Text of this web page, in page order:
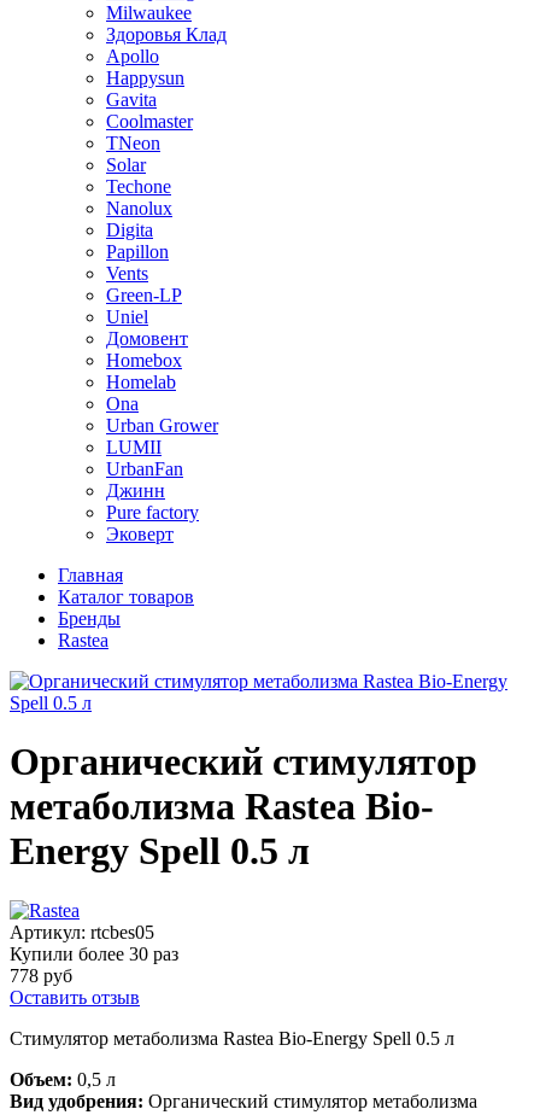
Milwaukee
Здоровья Клад
Apollo
Happysun
Gavita
Coolmaster
TNeon
Solar
Techone
Nanolux
Digita
Papillon
Vents
Green-LP
Uniel
Домовент
Homebox
Homelab
Ona
Urban Grower
LUMII
UrbanFan
Джинн
Pure factory
Эковерт
Главная
Каталог товаров
Бренды
Rastea
Органический стимулятор
метаболизма Rastea Bio-
Energy Spell 0.5 л
Артикул: rtcbes05
Купили более 30 раз
778 руб
Оставить отзыв
Стимулятор метаболизма Rastea Bio-Energy Spell 0.5 л
Объем: 0,5 л
Вид удобрения: Органический стимулятор метаболизма